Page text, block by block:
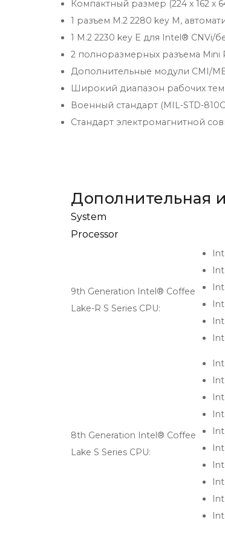
Компактный размер (224 х 162 х
1 разъем M.2 2280 key M,
1 M.2 2230 key E для Intel® CNVi/
2 полноразмерных разъема
Дополнительные модули CMI/
Широкий диапазон рабочих
Военный стандарт (MIL-STD-
Стандарт электромагнитной
Дополнительная
System
Processor
9th Generation Intel® Coffee
Lake-R S Series CPU:
8th Generation Intel® Coffee
Lake S Series CPU: